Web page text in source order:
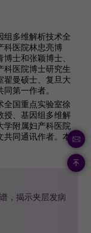
组多维解析技术全
科医院林忠亮博
士和张颖博士、
科医院博士研究生
翟曼硕士、复旦大
第一作者。
全国重点实验室徐
授、基因组多维解
学附属妇产科医院
共同通讯作者。本
，揭示夹层发病